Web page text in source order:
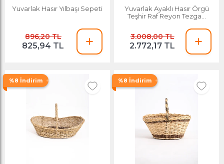
Yuvarlak Hasır Yılbaşı Sepeti
896,20 TL
825,94 TL
Yuvarlak Ayaklı Hasır Örgü
Teşhir Raf Reyon Tezgah
3.008,00 TL
2.772,17 TL
%8 İndirim %8 İndirim